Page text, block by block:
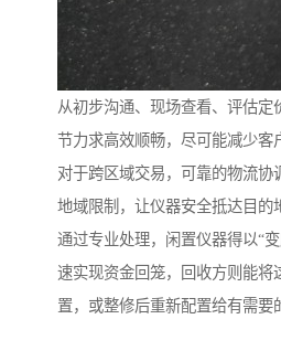
从初步沟通、现场查看、评估定
节力求高效顺畅，尽可能减少客
对于跨区域交易，可靠的物流协
地域限制，让仪器安全抵达目的
通过专业处理，闲置仪器得以“
速实现资金回笼，回收方则能将
置，或整修后重新配置给有需要